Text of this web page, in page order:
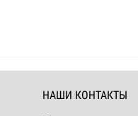
НАШИ КОНТАКТЫ